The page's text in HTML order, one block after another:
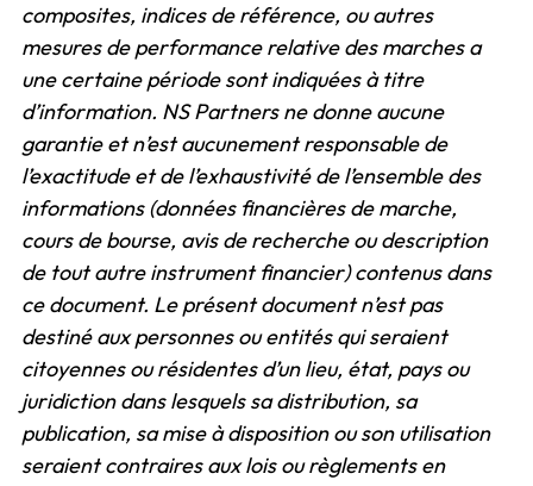
composites, indices de référence, ou autres
mesures de performance relative des marches a
une certaine période sont indiquées à titre
d’information. NS Partners ne donne aucune
garantie et n’est aucunement responsable de
l’exactitude et de l’exhaustivité de l’ensemble des
informations (données financières de marche,
cours de bourse, avis de recherche ou description
de tout autre instrument financier) contenus dans
ce document. Le présent document n’est pas
destiné aux personnes ou entités qui seraient
citoyennes ou résidentes d’un lieu, état, pays ou
juridiction dans lesquels sa distribution, sa
publication, sa mise à disposition ou son utilisation
seraient contraires aux lois ou règlements en